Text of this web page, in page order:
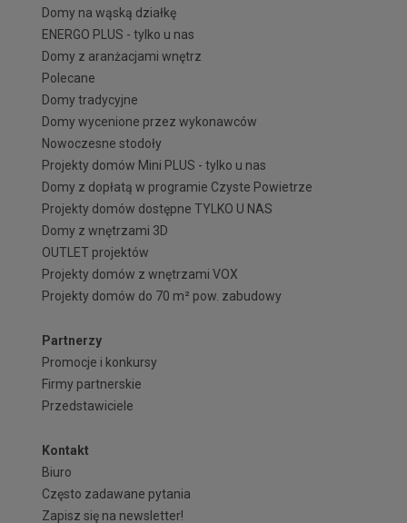
Domy na wąską działkę
ENERGO PLUS - tylko u nas
Domy z aranżacjami wnętrz
Polecane
Domy tradycyjne
Domy wycenione przez wykonawców
Nowoczesne stodoły
Projekty domów Mini PLUS - tylko u nas
Domy z dopłatą w programie Czyste Powietrze
Projekty domów dostępne TYLKO U NAS
Domy z wnętrzami 3D
OUTLET projektów
Projekty domów z wnętrzami VOX
Projekty domów do 70 m² pow. zabudowy
Partnerzy
Promocje i konkursy
Firmy partnerskie
Przedstawiciele
Kontakt
Biuro
Często zadawane pytania
Zapisz się na newsletter!